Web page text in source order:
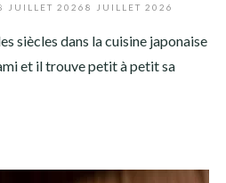
JUILLET 2026 8 JUILLET 2026
siècles dans la cuisine japonaise
et il trouve petit à petit sa